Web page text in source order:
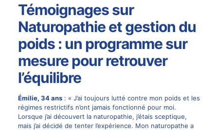
Témoignages sur
Naturopathie et gestion du
poids : un programme sur
mesure pour retrouver
l’équilibre
Émilie, 34 ans: « J’ai toujours lutté contre mon poids et les
régimes restrictifs n’ont jamais fonctionné pour moi.
Lorsque j’ai découvert la naturopathie, j’étais sceptique,
mais j’ai décidé de tenter l’expérience. Mon naturopathe a